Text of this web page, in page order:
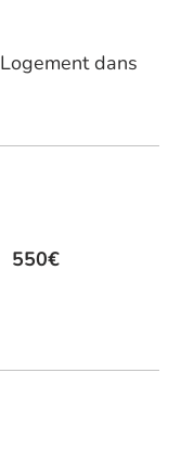
Logement dans
550€